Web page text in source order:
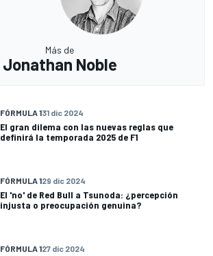
Más de
Jonathan Noble
FÓRMULA 131 dic 2024
El gran dilema con las nuevas reglas que
definirá la temporada 2025 de F1
FÓRMULA 129 dic 2024
El 'no' de Red Bull a Tsunoda: ¿percepción
injusta o preocupación genuina?
FÓRMULA 127 dic 2024